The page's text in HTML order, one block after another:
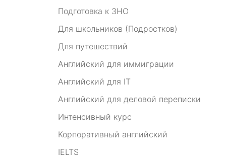
Подготовка к ЗНО
Для школьников (Подростков)
Для путешествий
Английский для иммиграции
Английский для IT
Английский для деловой переписки
Интенсивный курс
Корпоративный английский
IELTS